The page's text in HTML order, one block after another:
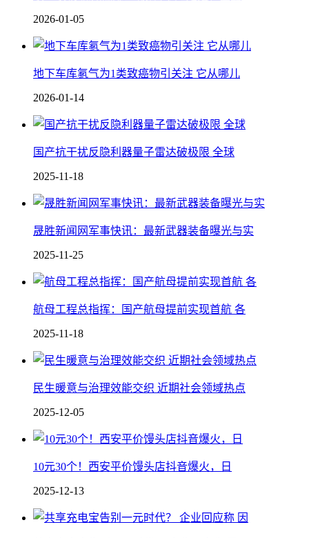
2026-01-05
地下车库氡气为1类致癌物引关注 它从哪儿
2026-01-14
国产抗干扰反隐利器 量子雷达破极限 全球
2025-11-18
晟胜新闻网军事快讯：最新武器装备曝光与实
2025-11-25
航母工程总指挥：国产航母提前实现首航 各
2025-11-18
民生暖意与治理效能交织 近期社会领域热点
2025-12-05
10元30个！西安平价馒头店抖音爆火，日
2025-12-13